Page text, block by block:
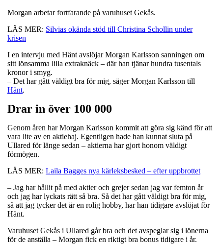
Morgan arbetar fortfarande på varuhuset Gekås.
LÄS MER: Silvias okända stöd till Christina Schollin under
krisen
I en intervju med Hänt avslöjar Morgan Karlsson sanningen om
sitt lönsamma lilla extraknäck – där han tjänar hundra tusentals
kronor i smyg.
– Det har gått väldigt bra för mig, säger Morgan Karlsson till
Hänt.
Drar in över 100 000
Genom åren har Morgan Karlsson kommit att göra sig känd för att
vara lite av en aktiehaj. Egentligen hade han kunnat sluta på
Ullared för länge sedan – aktierna har gjort honom väldigt
förmögen.
LÄS MER: Laila Bagges nya kärleksbesked – efter uppbrottet
– Jag har hållit på med aktier och grejer sedan jag var femton år
och jag har lyckats rätt så bra. Så det har gått väldigt bra för mig,
så att jag tycker det är en rolig hobby, har han tidigare avslöjat för
Hänt.
Varuhuset Gekås i Ullared går bra och det avspeglar sig i lönerna
för de anställa – Morgan fick en riktigt bra bonus tidigare i år.